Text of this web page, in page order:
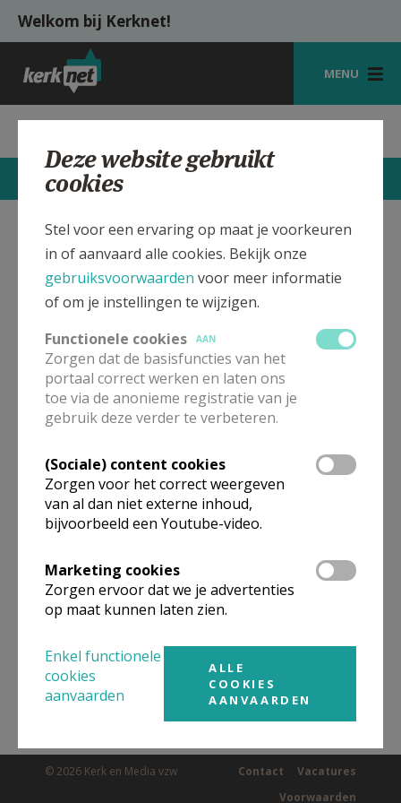
Overslaan en naar de inhoud gaan
Welkom bij Kerknet!
MENU
STARTPAGINA
KERK
VIERINGEN
SHOP
ZOEKEN
HULP
MIJN PAROCHIE
AANMELDEN OF REGISTREREN
CONTACTEN
Verbergen
St.-Eutropius Kerk Heule
Bekijk de details voor de weekendvieringen die doorgaan
kerken in de buurt.
ALLE DETAILS TONEN
Omgeving
Niet gevonden wat je zocht? Hier vind je
organisaties, in de buurt.
Kerken in of nabijHEULE
© 2026 Kerk en Media vzw Vacatures
Contact
Voorwaarden
Deze website gebruikt
cookies
Stel voor een ervaring op maat je voorkeuren
in of aanvaard alle cookies. Bekijk onze
gebruiksvoorwaarden voor meer informatie
of om je instellingen te wijzigen.
Functionele cookies
AAN
Zorgen dat de basisfuncties van het
portaal correct werken en laten ons
toe via de anonieme registratie van je
gebruik deze verder te verbeteren.
(Sociale) content cookies
Zorgen voor het correct weergeven
van al dan niet externe inhoud,
bijvoorbeeld een Youtube-video.
Marketing cookies
Zorgen ervoor dat we je advertenties
op maat kunnen laten zien.
Enkel functionele
cookies
aanvaarden
ALLE
COOKIES
AANVAARDEN